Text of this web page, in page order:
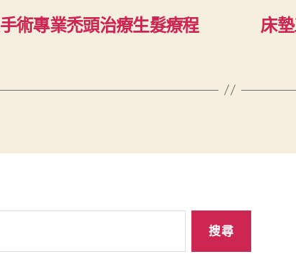
術專業禿頭治療生髮療程
床